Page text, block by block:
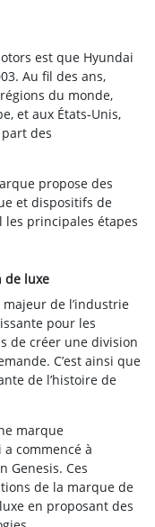
est que Hyundai
Au fil des ans,
du monde,
et aux États-Unis,
des
propose des
et dispositifs de
les principales étapes
de luxe
de l’industrie
pour les
de créer une division
C’est ainsi que
de l’histoire de
marque
commencé à
Genesis. Ces
de la marque de
en proposant des